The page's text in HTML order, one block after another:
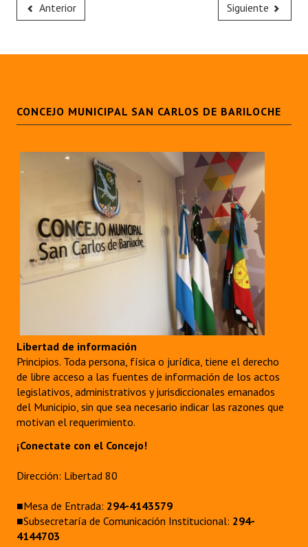
Anterior Siguiente
CONCEJO MUNICIPAL SAN CARLOS DE BARILOCHE
Libertad de información
Principios. Toda persona, física o jurídica, tiene el derecho
de libre acceso a las fuentes de información de los actos
legislativos, administrativos y jurisdiccionales emanados
del Municipio, sin que sea necesario indicar las razones que
motivan el requerimiento.
¡Conectate con el Concejo!
Dirección: Libertad 80
■Mesa de Entrada: 294-4143579
■Subsecretaría de Comunicación Institucional: 294-
4144703